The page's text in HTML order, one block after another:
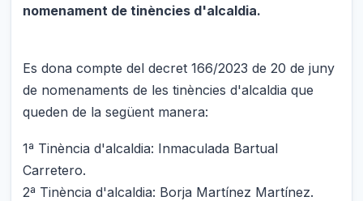
nomenament de tinències d'alcaldia.
Es dona compte del decret 166/2023 de 20 de juny
de nomenaments de les tinències d'alcaldia que
queden de la següent manera:
1ª Tinència d'alcaldia: Inmaculada Bartual
Carretero.
2ª Tinència d'alcaldia: Borja Martínez Martínez.